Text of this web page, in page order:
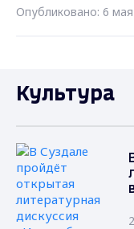
Опубликовано: 6
Культура